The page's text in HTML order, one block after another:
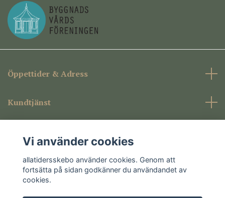
Öppettider & Adress
Kundtjänst
Sociala medier
Vi använder cookies
allatidersskebo använder cookies. Genom att
fortsätta på sidan godkänner du användandet av
cookies.